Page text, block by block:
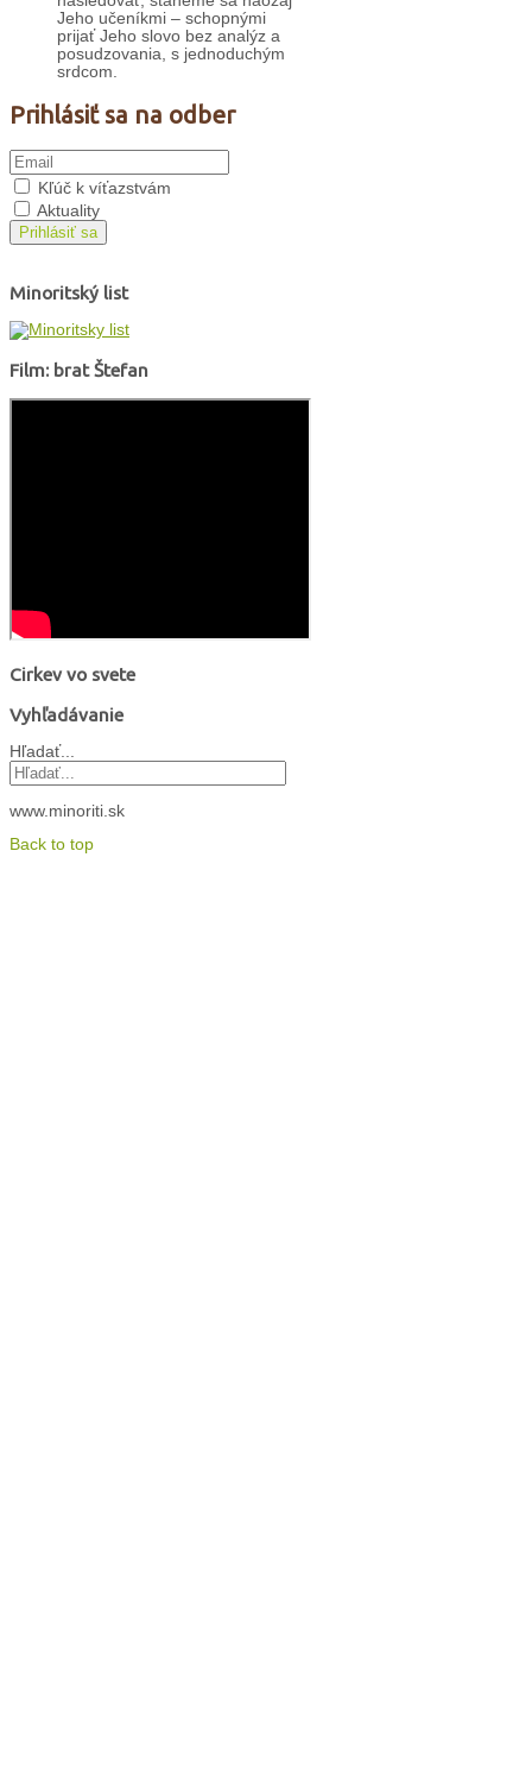
Jeho učeníkmi – schopnými
prijať Jeho slovo bez analýz a
posudzovania, s jednoduchým
srdcom.
Prihlásiť sa na odber
Kľúč k víťazstvám
Aktuality
Prihlásiť sa
Minoritský list
Film: brat Štefan
Cirkev vo svete
Vyhľadávanie
Hľadať...
www.minoriti.sk
Back to top